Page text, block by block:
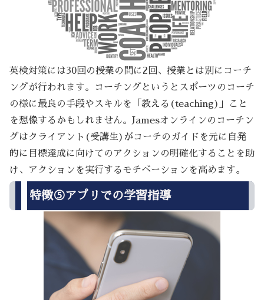
英検対策には30回の授業の間に2回、授業とは別にコーチ
ングが行われます。コーチングというとスポーツのコーチ
の様に最良の手段やスキルを「教える(teaching)」こと
を想像するかもしれません。Jamesオンラインのコーチン
グはクライアント(受講生)がコーチのガイドを元に自発
的に目標達成に向けてのアクションの明確化することを助
け、アクションを実行するモチベーションを高めます。
特徴⑤アプリでの学習指導